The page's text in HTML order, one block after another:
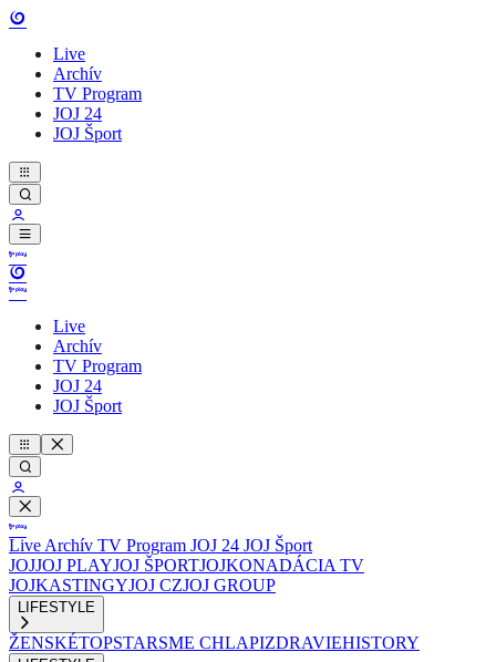
Live
Archív
TV Program
JOJ 24
JOJ Šport
Live
Archív
TV Program
JOJ 24
JOJ Šport
Live Archív TV Program JOJ 24 JOJ Šport
JOJJOJ PLAYJOJ ŠPORTJOJKONADÁCIA TV
JOJKASTINGYJOJ CZJOJ GROUP
LIFESTYLE
ŽENSKÉTOPSTARSME CHLAPIZDRAVIEHISTORY